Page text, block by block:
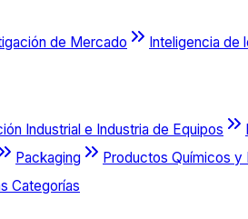
de Mercado Inteligencia de
Industrial e Industria de Equipos
Packaging Productos Químicos y
Categorías